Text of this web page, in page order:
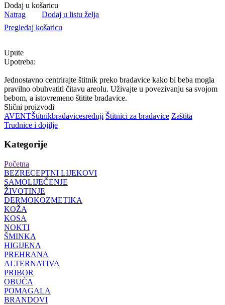
Dodaj u košaricu
Natrag
Dodaj u listu želja
Pregledaj košaricu
Upute
Upotreba:
Jednostavno centrirajte štitnik preko bradavice kako bi beba mogla
pravilno obuhvatiti čitavu areolu. Uživajte u povezivanju sa svojom
bebom, a istovremeno štitite bradavice.
Slični proizvodi
AVENTŠtitnikbradavicesrednji Štitnici za bradavice Zaštita
Trudnice i dojilje
Kategorije
Početna
BEZRECEPTNI LIJEKOVI
SAMOLIJEČENJE
ŽIVOTINJE
DERMOKOZMETIKA
KOŽA
KOSA
NOKTI
ŠMINKA
HIGIJENA
PREHRANA
ALTERNATIVA
PRIBOR
OBUĆA
POMAGALA
BRANDOVI